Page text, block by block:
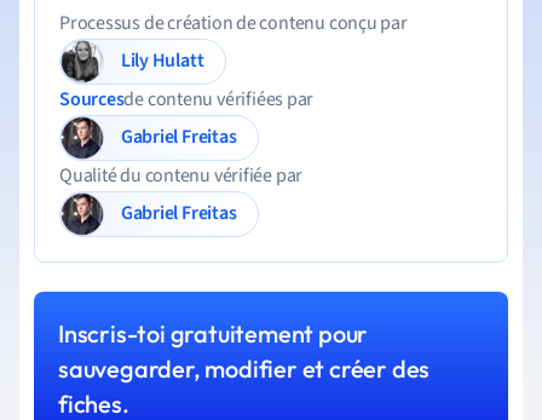
Processus de création de contenu conçu par
Lily Hulatt
Sourcesde contenu vérifiées par
Gabriel Freitas
Qualité du contenu vérifiée par
Gabriel Freitas
Inscris-toi gratuitement pour
sauvegarder, modifier et créer des
fiches.